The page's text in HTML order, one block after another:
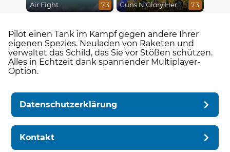
Air Fight 7.3 Guns N Glory Heroes 7.3
Pilot einen Tank im Kampf gegen andere Ihrer
eigenen Spezies. Neuladen von Raketen und
verwaltet das Schild, das Sie vor Stößen schützen.
Alles in Echtzeit dank spannender Multiplayer-
Option.
Datenschutzerklärung
Kontakt